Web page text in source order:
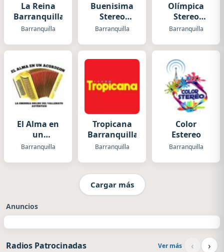
La Reina
Barranquilla
Barranquilla
Buenisima
Stereo
(Barranquilla)
Barranquilla
Olímpica
Stereo
Barranquilla
Barranquilla
El Alma en
un
Acordeón
Barranquilla
Tropicana
Barranquilla
Barranquilla
Color
Estereo
Barranquilla
Cargar más
Anuncios
Radios Patrocinadas Ver más ‹ ›